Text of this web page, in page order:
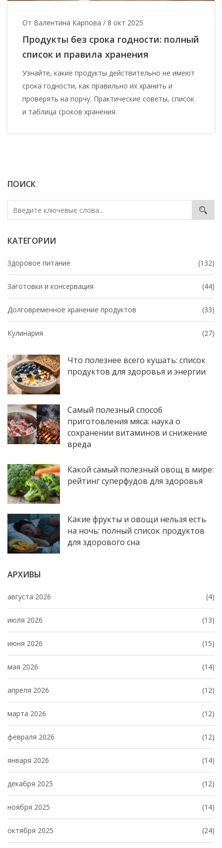
ПОИСК
КАТЕГОРИИ
Здоровое питание (132)
Заготовки и консервация (44)
Долговременное хранение продуктов (33)
Кулинария (27)
Что полезнее всего кушать: список
продуктов для здоровья и энергии
Самый полезный способ
приготовления мяса: наука о
сохранении витаминов и снижение
вреда
Какой самый полезный овощ в мире:
рейтинг суперфудов для здоровья
Какие фрукты и овощи нельзя есть
на ночь: полный список продуктов
для здорового сна
АРХИВЫ
августа 2026 (4)
июля 2026 (13)
июня 2026 (15)
мая 2026 (14)
апреля 2026 (12)
марта 2026 (12)
февраля 2026 (12)
января 2026 (14)
декабря 2025 (12)
ноября 2025 (14)
октября 2025 (24)
От Валентина Карпова / 8 окт 2025
Продукты без срока годности: полный
список и правила хранения
Узнайте, какие продукты действительно не имеют
срока годности, как правильно их хранить и
проверять на порчу. Практические советы, список
и таблица сроков хранения.